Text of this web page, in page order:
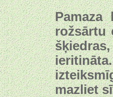
rožsārtu
mazliet